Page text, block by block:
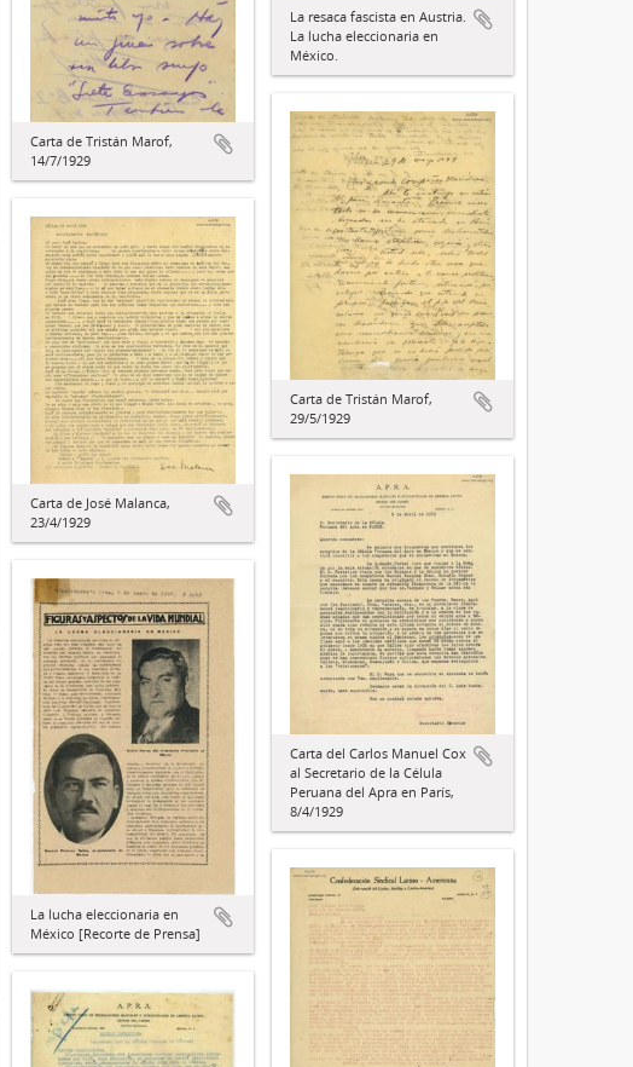
La resaca fascista en Austria.
La lucha eleccionaria en
México.
Carta de Tristán Marof,
14/7/1929
Carta de Tristán Marof,
29/5/1929
Carta de José Malanca,
23/4/1929
Carta del Carlos Manuel Cox
al Secretario de la Célula
Peruana del Apra en París,
8/4/1929
La lucha eleccionaria en
México [Recorte de Prensa]